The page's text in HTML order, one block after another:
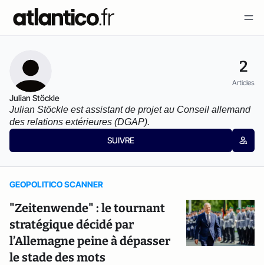
2
Articles
Julian Stöckle
Julian Stöckle est assistant de projet au Conseil allemand
des relations extérieures (DGAP).
SUIVRE
GEOPOLITICO SCANNER
"Zeitenwende" : le tournant
stratégique décidé par
l’Allemagne peine à dépasser
le stade des mots